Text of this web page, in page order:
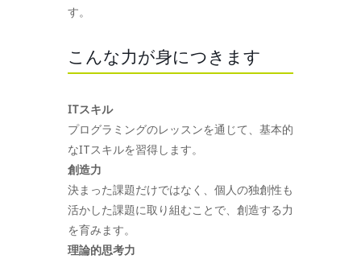
す。
こんな力が身につきます
ITスキル
プログラミングのレッスンを通じて、基本的
なITスキルを習得します。
創造力
決まった課題だけではなく、個人の独創性も
活かした課題に取り組むことで、創造する力
を育みます。
理論的思考力